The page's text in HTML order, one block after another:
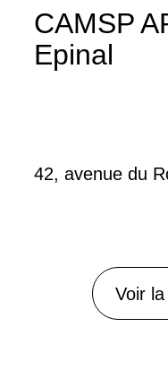
CAMSP
Epinal
42, avenue du
Voir